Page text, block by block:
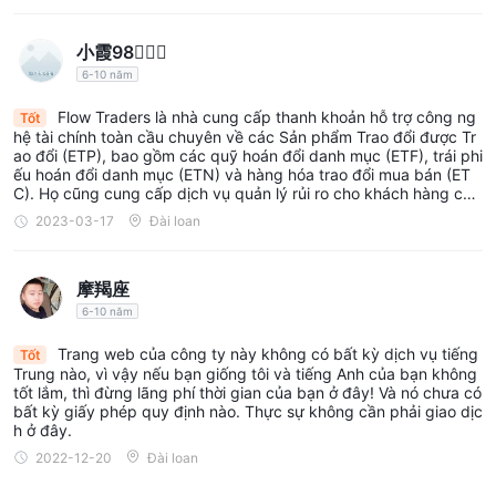
có thể bị ảnh hưởng bởi các yếu tố như cung cầu, sự kiện địa
chính trị và dữ liệu kinh tế.
gia vào thị trường ngoại hối, nơi các loại tiền tệ được giao dịch
theo cặp.
-Cổ phiếu : Flow Traders cung cấp cơ hội giao dịch cổ phiếu,
đại diện cho quyền sở hữu trong một công ty. Người giao dịch
có thể mua và bán cổ phiếu của các công ty niêm yết, nhằm
trường và tâm lý nhà đầu tư tạo ra.
Tài sản kỹ thuật số:
các tài sản kỹ thuật số như tiền điện tử như Bitcoin, Ethereum
và các mã thông báo dựa trên blockchain khác.
-Thu nhập cố định:Flow Traders cho phép người giao dịch
giao dịch các công cụ nợ thu nhập cố định như trái phiếu chính
phủ, trái phiếu doanh nghiệp và các công cụ nợ khác.
小霞98
6-10 năm
Tốt
Flow Traders là nhà cung cấp thanh khoản hỗ trợ công ng
hệ tài chính toàn cầu chuyên về các Sản phẩm Trao đổi được Tr
ao đổi (ETP), bao gồm các quỹ hoán đổi danh mục (ETF), trái phi
ếu hoán đổi danh mục (ETN) và hàng hóa trao đổi mua bán (ET
C). Họ cũng cung cấp dịch vụ quản lý rủi ro cho khách hàng của
mình, bao gồm ngân hàng, nhà quản lý tài sản và công ty thươn
g mại.
2023-03-17 Đài loan
摩羯座
6-10 năm
Tốt
Trang web của công ty này không có bất kỳ dịch vụ tiếng
Trung nào, vì vậy nếu bạn giống tôi và tiếng Anh của bạn không
tốt lắm, thì đừng lãng phí thời gian của bạn ở đây! Và nó chưa có
bất kỳ giấy phép quy định nào. Thực sự không cần phải giao dịc
h ở đây.
2022-12-20 Đài loan